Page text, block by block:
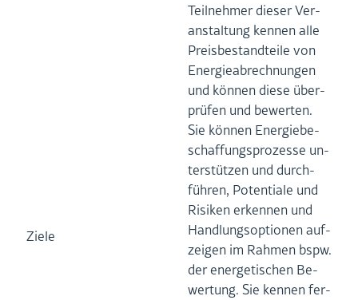
Ziele
Teil­neh­mer die­ser Ver­
an­stal­tung ken­nen alle
Preis­be­stand­tei­le von
En­er­gie­ab­rech­nun­gen
und kön­nen diese über­
prü­fen und be­wer­ten.
Sie kön­nen En­er­gie­be­
schaf­fungs­pro­zes­se un­
ter­stüt­zen und durch­
füh­ren, Po­ten­tia­le und
Ri­si­ken er­ken­nen und
Hand­lungs­op­tio­nen auf­
zei­gen im Rah­men bspw.
der en­er­ge­ti­schen Be­
wer­tung. Sie ken­nen fer­